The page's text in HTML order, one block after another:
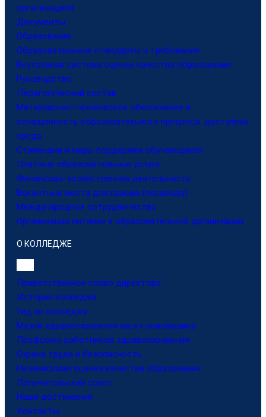
организацией
Документы
Образование
Образовательные стандарты и требования
Внутренняя система оценки качества образования
Руководство
Педагогический состав
Материально-техническое обеспечение и
оснащенность образовательного процесса. доступная
среда
Стипендии и меры поддержки обучающихся
Платные образовательные услуги
Финансово-хозяйственная деятельность
Вакантные места для приема (перевода)
Международное сотрудничество
Организация питания в образовательной организации
О КОЛЛЕДЖЕ
Приветственное слово директора
История колледжа
Гид по колледжу
Музей здравоохранения им.а.к.новопашина
Профсоюз работников здравоохранения
Охрана труда и безопасность
Независимая оценка качества образования
Попечительский совет
Наши достижения
Контакты